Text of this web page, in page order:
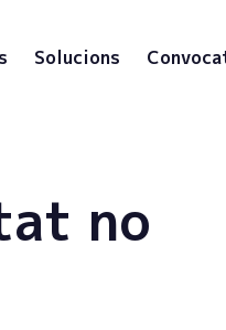
Solucions
no